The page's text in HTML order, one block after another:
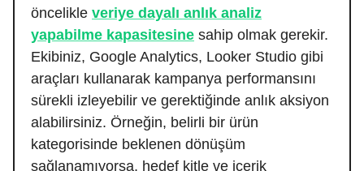
öncelikle veriye dayalı anlık analiz
yapabilme kapasitesine sahip olmak gerekir.
Ekibiniz, Google Analytics, Looker Studio gibi
araçları kullanarak kampanya performansını
sürekli izleyebilir ve gerektiğinde anlık aksiyon
alabilirsiniz. Örneğin, belirli bir ürün
kategorisinde beklenen dönüşüm
sağlanamıyorsa, hedef kitle ve içerik